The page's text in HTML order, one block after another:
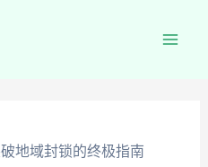
地域封锁的终极指南